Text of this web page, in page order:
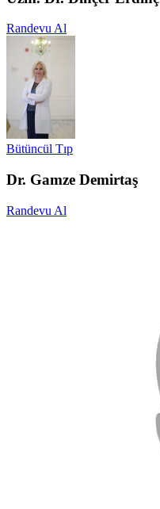
Randevu Al
Bütüncül Tıp
Dr. Gamze Demirtaş
Randevu Al